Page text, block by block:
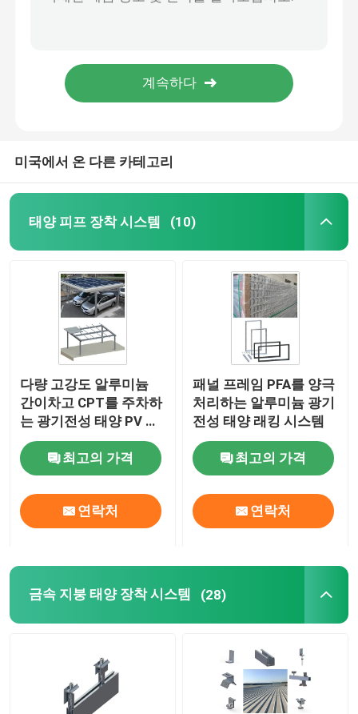
타일 지붕 태양 장착 시스템
태양 전지판 태양광 발전용 전지
철골 태양 구조
태양 전지판 간이차고
태양 전지판 프레임
텔레콤 태양열발전시스템
단일결정 솔라 모듈
미국에서 온 다른 카테고리
태양 피프 장착 시스템 (10)
다량 고강도 알루미늄
간이차고 CPT를 주차하
는 광기전성 태양 PV 장
착 시스템
최고의 가격
연락처
패널 프레임 PFA를 양극
처리하는 알루미늄 광기
전성 태양 래킹 시스템
최고의 가격
연락처
금속 지붕 태양 장착 시스템 (28)